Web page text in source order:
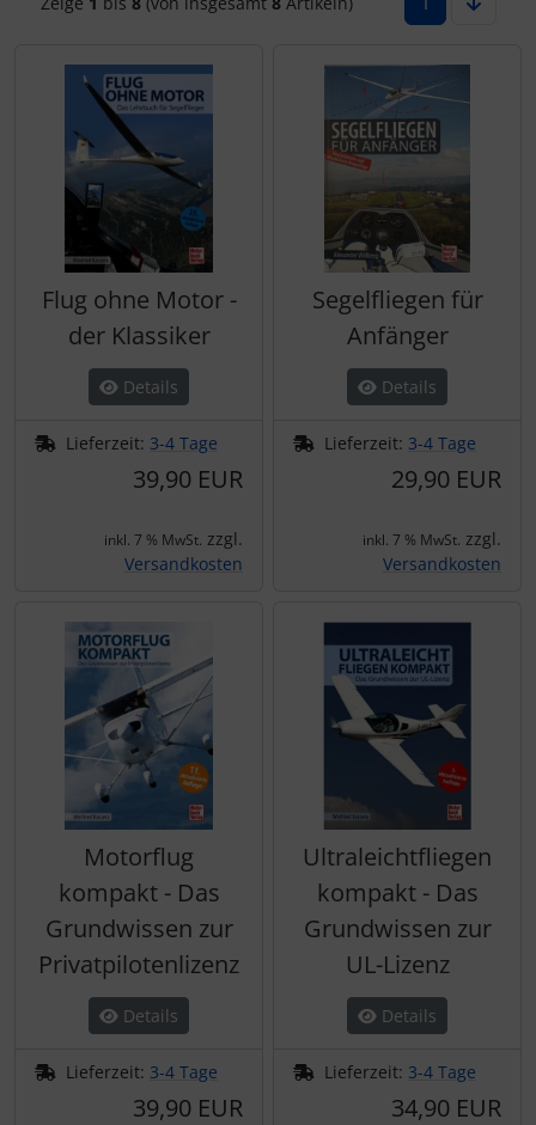
Flug ohne Motor -
der Klassiker
Details
Lieferzeit: 3-4 Tage
39,90 EUR
inkl. 7 % MwSt. zzgl.
Versandkosten
Segelfliegen für
Anfänger
Details
Lieferzeit: 3-4 Tage
29,90 EUR
inkl. 7 % MwSt. zzgl.
Versandkosten
Motorflug
kompakt - Das
Grundwissen zur
Privatpilotenlizenz
Details
Lieferzeit: 3-4 Tage
39,90 EUR
Ultraleichtfliegen
kompakt - Das
Grundwissen zur
UL-Lizenz
Details
Lieferzeit: 3-4 Tage
34,90 EUR
ELT, Notsender
Fallschirme
FLARM® und ADS-B
Flügelsporne- und -Rädchen
Headsets, Kopfhörer
IMPACTFOAM
Mückenputzer
Navigation
Reifen, Schläuche und Co.
Sauerstoff, Gas und Feuer
Schläuche, Verbinder....
Schrauben, Muttern & Co.
Schutz und Pflege
Schutztaschen Interieur
Fliegerspiele
Fliegeruhren
Für Pilotenkinder
Geschenk-Boutique
Magnetflugzeuge
Personalisierte Produkte
Schmuck
Taschen
Thermikhüte
3D Reliefkarten